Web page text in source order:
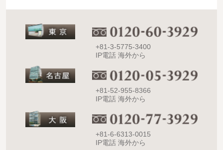
+81-3-5775-3400
IP電話 海外から
+81-52-955-8366
IP電話 海外から
+81-6-6313-0015
IP電話 海外から